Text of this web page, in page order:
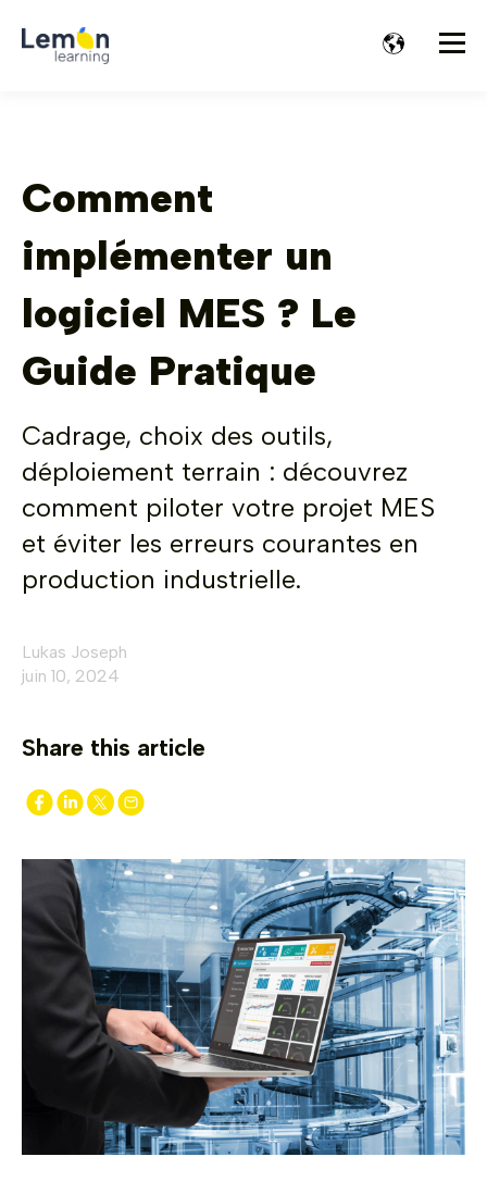
Comment
implémenter un
logiciel MES ? Le
Guide Pratique
Cadrage, choix des outils,
déploiement terrain : découvrez
comment piloter votre projet MES
et éviter les erreurs courantes en
production industrielle.
Lukas Joseph
juin 10, 2024
Share this article